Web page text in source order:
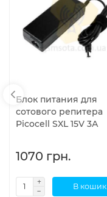
Блок питания для
сотового репитера
Picocell SXL 15V 3А
1070 грн.
В кошик